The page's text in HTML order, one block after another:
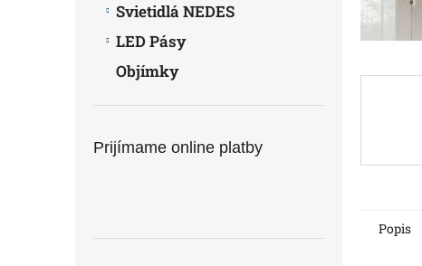
Svietidlá NEDES
LED Pásy
Objímky
Prijímame online platby
Popis